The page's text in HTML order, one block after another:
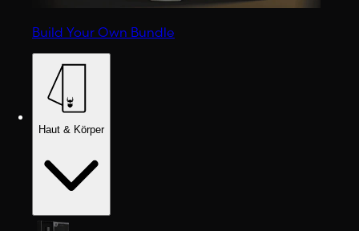
Build Your Own Bundle
Haut & Körper